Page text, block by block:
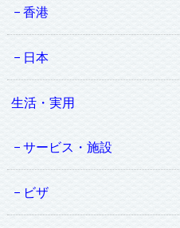
香港
日本
生活・実用
サービス・施設
ビザ